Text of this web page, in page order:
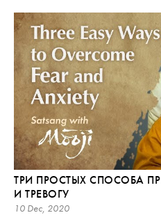
ТРИ ПРОСТЫХ СПОСОБА
И ТРЕВОГУ
10 Dec, 2020